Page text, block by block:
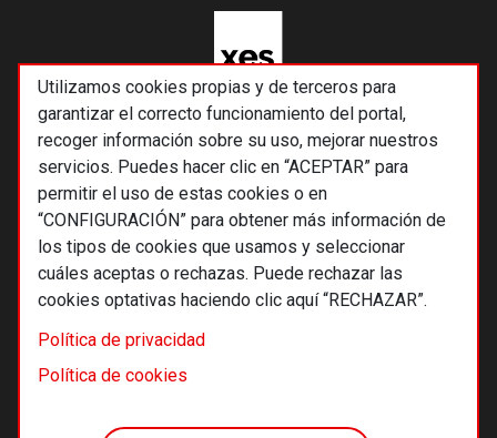
Utilizamos cookies propias y de terceros para
garantizar el correcto funcionamiento del portal,
recoger información sobre su uso, mejorar nuestros
servicios. Puedes hacer clic en “ACEPTAR” para
permitir el uso de estas cookies o en
“CONFIGURACIÓN” para obtener más información de
los tipos de cookies que usamos y seleccionar
cuáles aceptas o rechazas. Puede rechazar las
cookies optativas haciendo clic aquí “RECHAZAR”.
Política de privacidad
Política de cookies
© 2026 Alternativas económicas SCCL
Footer
Términos y condiciones de uso
Política de cookies